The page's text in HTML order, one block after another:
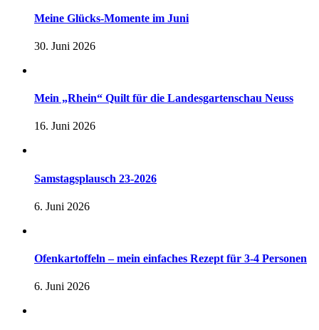
Meine Glücks-Momente im Juni
30. Juni 2026
Mein „Rhein“ Quilt für die Landesgartenschau Neuss
16. Juni 2026
Samstagsplausch 23-2026
6. Juni 2026
Ofenkartoffeln – mein einfaches Rezept für 3-4 Personen
6. Juni 2026